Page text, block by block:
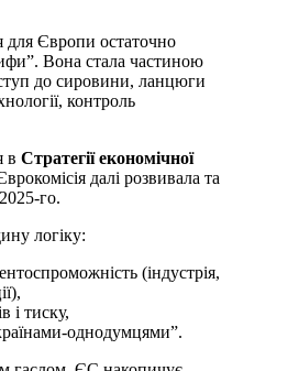
для Європи остаточно
Вона стала частиною
до сировини, ланцюги
контроль
в Стратегії економічної
далі розвивала та
го.
логіку:
(індустрія,
і тиску,
однодумцями”.